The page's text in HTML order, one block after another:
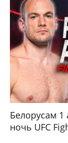
Белорусам 1
ночь UFC